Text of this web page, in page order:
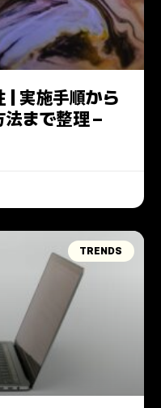
| 実施手順から
まで整理 –
TRENDS